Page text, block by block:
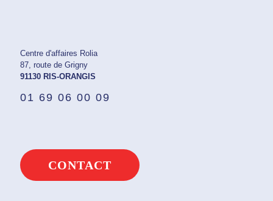
Centre d'affaires Rolia
87, route de Grigny
91130 RIS-ORANGIS
01 69 06 00 09
CONTACT